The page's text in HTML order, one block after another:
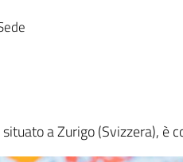
a Zurigo (Svizzera),